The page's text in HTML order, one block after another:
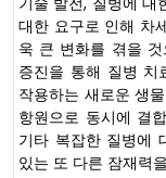
대한 요구로 인해 차
욱 큰 변화를 겪을
증진을 통해 질병 치
작용하는 새로운 생
항원으로 동시에 결
기타 복잡한 질병에
있는 또 다른 잠재력